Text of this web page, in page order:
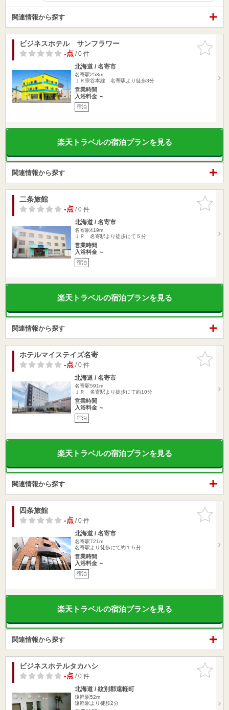
関連情報から探す
お気に入
りに追加
ビジネスホテル サンフラワー
-点/ 0 件
北海道 / 名寄市
名寄駅253m
ＪＲ宗谷本線 名寄駅より徒歩3分
営業時間
入浴料金 ～
宿泊
楽天トラベルの宿泊プランを見る
関連情報から探す
お気に入
りに追加
二条旅館
-点/ 0 件
北海道 / 名寄市
名寄駅419m
ＪＲ 名寄駅より徒歩にて５分
営業時間
入浴料金 ～
宿泊
楽天トラベルの宿泊プランを見る
関連情報から探す
お気に入
りに追加
ホテルマイステイズ名寄
-点/ 0 件
北海道 / 名寄市
名寄駅591m
ＪＲ 名寄駅より徒歩にて約10分
営業時間
入浴料金 ～
宿泊
楽天トラベルの宿泊プランを見る
関連情報から探す
お気に入
りに追加
四条旅館
-点/ 0 件
北海道 / 名寄市
名寄駅721m
名寄駅より徒歩にて約１５分
営業時間
入浴料金 ～
宿泊
楽天トラベルの宿泊プランを見る
関連情報から探す
お気に入
りに追加
ビジネスホテルタカハシ
-点/ 0 件
北海道 / 紋別郡遠軽町
遠軽駅52m
遠軽駅より徒歩2分